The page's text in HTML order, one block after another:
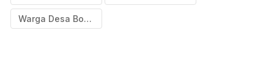
Warga Desa Bontominasa